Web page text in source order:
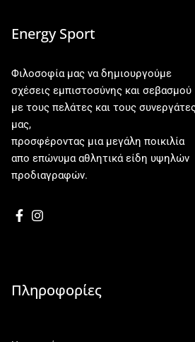
Energy Sport
Φιλοσοφία μας να δημιουργούμε
σχέσεις εμπιστοσύνης και σεβασμού
με τους πελάτες και τους
μας,
προσφέροντας μια μεγάλη ποικιλία
απο επώνυμα αθλητικά είδη υψηλών
προδιαγραφών.
Πληροφορίες